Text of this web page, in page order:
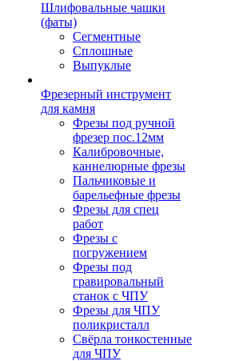
Шлифовальные чашки
(фаты)
Сегментные
Сплошные
Выпуклые
Фрезерный инструмент
для камня
Фрезы под ручной
фрезер пос.12мм
Калибровочные,
каннелюрные фрезы
Пальчиковые и
барельефные фрезы
Фрезы для спец
работ
Фрезы с
погружением
Фрезы под
гравировальный
станок с ЧПУ
Фрезы для ЧПУ
поликристалл
Свёрла тонкостенные
для ЧПУ